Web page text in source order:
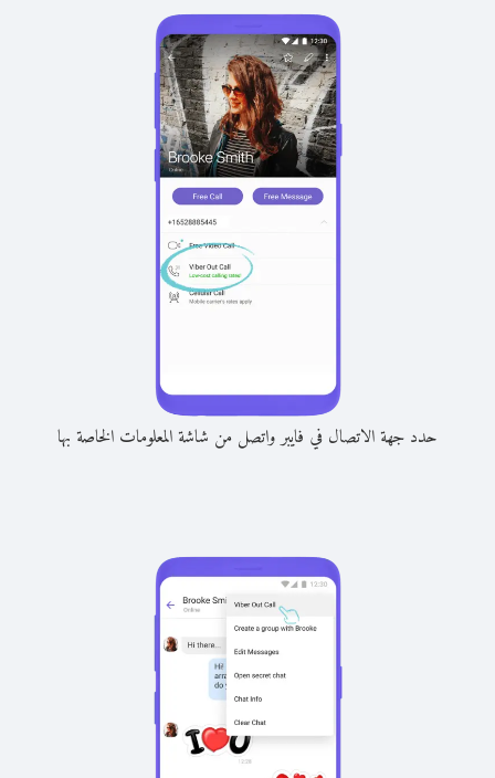
حدد جهة الاتصال في فايبر واتصل من شاشة المعلومات الخاصة بها